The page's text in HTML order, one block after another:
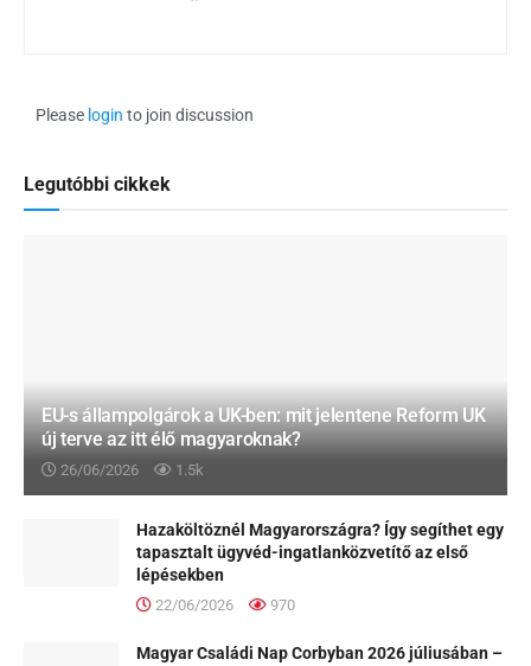
Please login to join discussion
Legutóbbi cikkek
EU-s állampolgárok a UK-ben: mit jelentene Reform UK
új terve az itt élő magyaroknak?
26/06/2026 1.5k
Hazaköltöznél Magyarországra? Így segíthet egy
tapasztalt ügyvéd-ingatlanközvetítő az első
lépésekben
22/06/2026 970
Magyar Családi Nap Corbyban 2026 júliusában –